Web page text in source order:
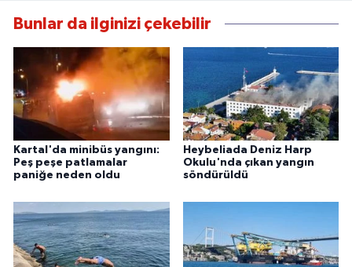
Bunlar da ilginizi çekebilir
Kartal'da minibüs yangını:
Peş peşe patlamalar
paniğe neden oldu
Heybeliada Deniz Harp
Okulu'nda çıkan yangın
söndürüldü